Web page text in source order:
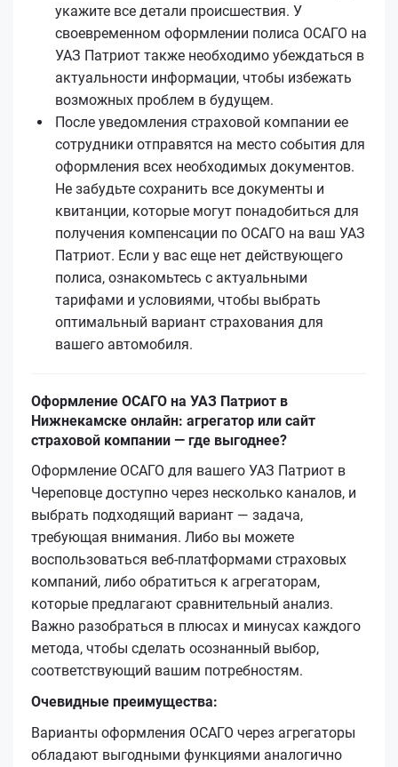
укажите все детали происшествия. У
своевременном оформлении полиса ОСАГО на
УАЗ Патриот также необходимо убеждаться в
актуальности информации, чтобы избежать
возможных проблем в будущем.
После уведомления страховой компании ее
сотрудники отправятся на место события для
оформления всех необходимых документов.
Не забудьте сохранить все документы и
квитанции, которые могут понадобиться для
получения компенсации по ОСАГО на ваш УАЗ
Патриот. Если у вас еще нет действующего
полиса, ознакомьтесь с актуальными
тарифами и условиями, чтобы выбрать
оптимальный вариант страхования для
вашего автомобиля.
Оформление ОСАГО на УАЗ Патриот в
Нижнекамске онлайн: агрегатор или сайт
страховой компании — где выгоднее?
Оформление ОСАГО для вашего УАЗ Патриот в
Череповце доступно через несколько каналов, и
выбрать подходящий вариант — задача,
требующая внимания. Либо вы можете
воспользоваться веб-платформами страховых
компаний, либо обратиться к агрегаторам,
которые предлагают сравнительный анализ.
Важно разобраться в плюсах и минусах каждого
метода, чтобы сделать осознанный выбор,
соответствующий вашим потребностям.
Очевидные преимущества:
Варианты оформления ОСАГО через агрегаторы
обладают выгодными функциями аналогично